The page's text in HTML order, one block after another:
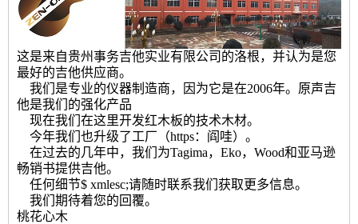
这是来自贵州事务吉他实业有限公司的洛根，并认为是您
最好的吉他供应商。
我们是专业的仪器制造商，因为它是在2006年。原声吉
他是我们的强化产品
现在我们在这里开发红木板的技术木材。
今年我们也升级了工厂（https：阎哇）。
在过去的几年中，我们为Tagima，Eko，Wood和亚马逊
畅销书提供吉他。
任何细节$ xmlesc;请随时联系我们获取更多信息。
我们期待着您的回覆。
桃花心木